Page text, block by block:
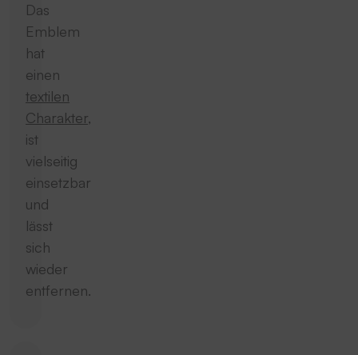
Das
Emblem
hat
einen
textilen
Charakter,
ist
vielseitig
einsetzbar
und
lässt
sich
wieder
entfernen.